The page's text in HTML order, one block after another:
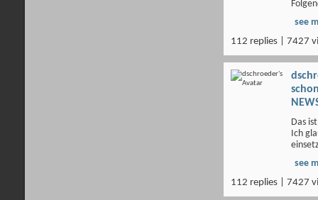
see
112 replies | 7427
Das
Ich
see
112 replies | 7427